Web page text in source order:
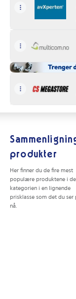
produkter
Her finner du de fire mest
populære produktene i
kategorien i en lignende
prisklasse som det du ser
nå.